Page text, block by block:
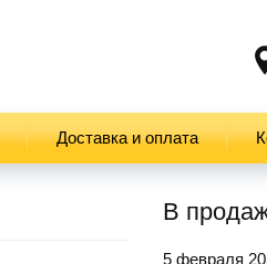
Доставка и оплата
В
5 февраля